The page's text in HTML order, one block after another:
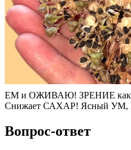
ЕМ и ОЖИВАЮ! ЗРЕНИЕ как
Снижает САХАР! Ясный
Вопрос-ответ